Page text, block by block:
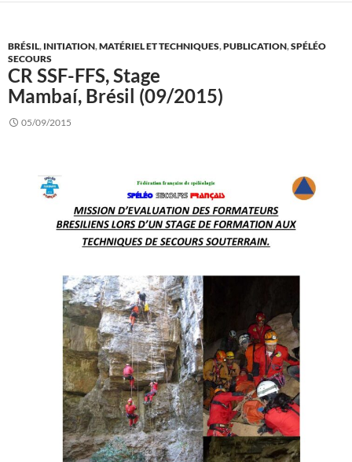
BRÉSIL, INITIATION,MATÉRIEL ET TECHNIQUES,PUBLICATION,SPÉLÉO
SECOURS
CR SSF-FFS, Stage
Mambaí, Brésil (09/2015)
05/09/2015